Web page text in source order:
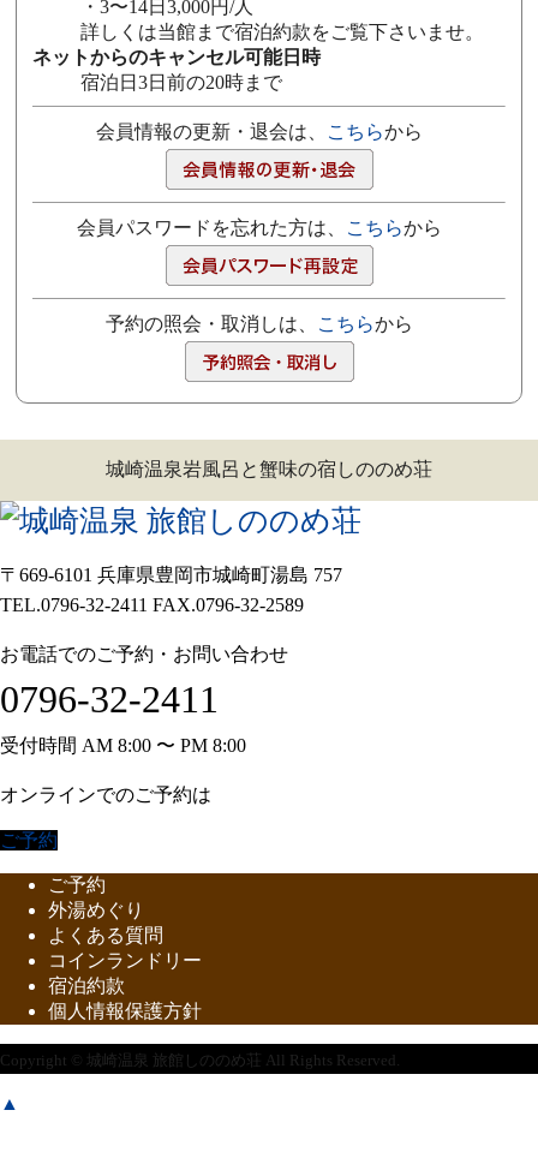
・3〜14日3,000円/人
詳しくは当館まで宿泊約款をご覧下さいませ。
ネットからのキャンセル可能日時
宿泊日3日前の20時まで
会員情報の更新・退会は、 こちらから
会員パスワードを忘れた方は、 こちらから
予約の照会・取消しは、 こちらから
城崎温泉岩風呂と蟹味の宿しののめ荘
〒669-6101 兵庫県豊岡市城崎町湯島 757
TEL.0796-32-2411 FAX.0796-32-2589
お電話でのご予約・お問い合わせ
0796-32-2411
受付時間 AM 8:00 〜 PM 8:00
オンラインでのご予約は
ご予約
ご予約
外湯めぐり
よくある質問
コインランドリー
宿泊約款
個人情報保護方針
Copyright © 城崎温泉 旅館しののめ荘 All Rights Reserved.